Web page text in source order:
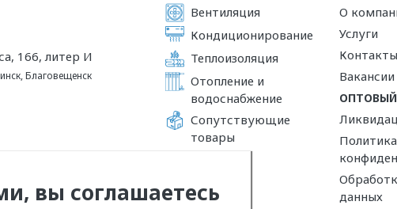
166, литер И
,Благовещенск
Вентиляция
Кондиционирование
Теплоизоляция
Отопление и
водоснабжение
Сопутствующие
товары
О
Услуги
Контакты
Вакансии
Политика
данных
вы соглашаетесь